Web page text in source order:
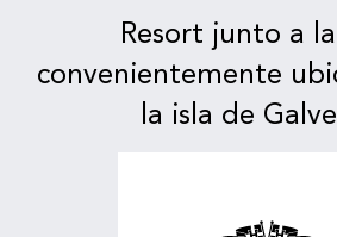
Resort junto a
convenientemente
la isla de